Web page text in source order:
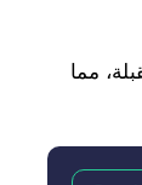
مما